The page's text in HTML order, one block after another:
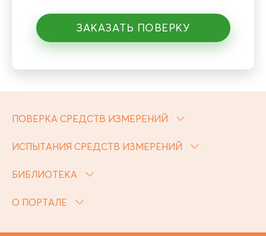
ЗАКАЗАТЬ ПОВЕРКУ
ПОВЕРКА СРЕДСТВ ИЗМЕРЕНИЙ
ИСПЫТАНИЯ СРЕДСТВ ИЗМЕРЕНИЙ
БИБЛИОТЕКА
О ПОРТАЛЕ